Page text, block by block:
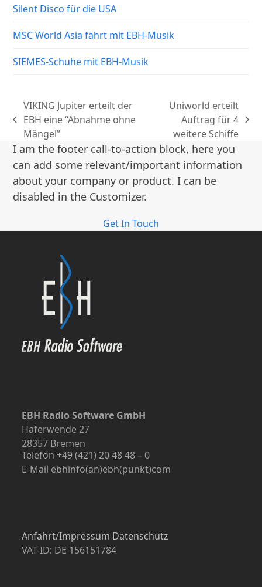
Silent Disco für die USA
MSC World Asia fährt mit EBH-Musik
SIEMES-Schuhe mit EBH-Musik
vorheriger
Beitrag:
VIKING Jupiter erteilt der
EBH eine “Abnahme ohne
Mängel”
Nächster
Beitrag:
Uniworld erteilt
Auftrag für 4
weitere Schiffe
I am the footer call-to-action block, here you
can add some relevant/important information
about your company or product. I can be
disabled in the Customizer.
Get In Touch
EBH Radio Software GmbH
Haferwende 27
28357 Bremen
Telefon +49 (421) 20 48 48 – 0
E-Mail ebhinfo(an)ebh(punkt)com
Anfahrt/Impressum Datenschutz
VAT-ID: DE 156151784